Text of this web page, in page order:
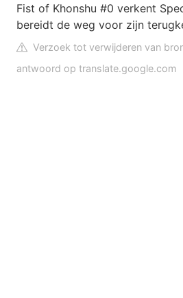
Fist of Khonshu #0 verkent
bereidt de weg voor zijn
Verzoek tot verwijderen van
antwoord op translate.google.com